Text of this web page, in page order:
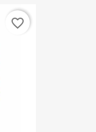
favorite_border